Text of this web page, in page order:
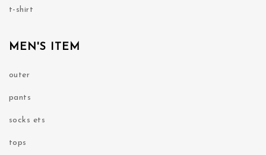
t-shirt
MEN'S ITEM
outer
pants
socks ets
tops